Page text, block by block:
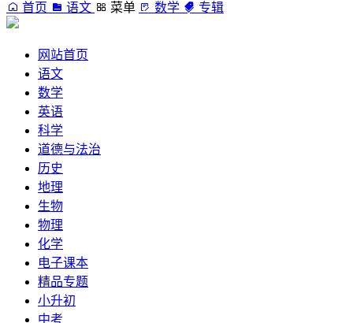
首页
语文 菜单 数学 专辑
网站首页
语文
数学
英语
科学
道德与法治
历史
地理
生物
物理
化学
电子课本
精品专题
小升初
中考